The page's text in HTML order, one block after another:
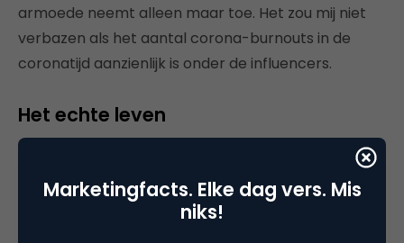
armoede neemt alleen maar toe. Het zou mij niet
verbazen als het aantal corona-burnouts in de
coronatijd aanzienlijk is onder de influencers.
Het echte leven
Een reëel beeld op de samenleving vertroebelt. Het
verkeren in de online sociale bubbels is funest voor
de intellectuele ontwikkeling en maakt bovendien
Marketingfacts. Elke dag vers. Mis
niks!